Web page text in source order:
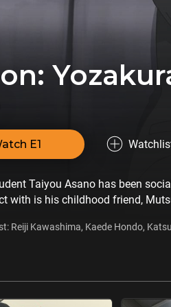
E1
Taiyou Asano has been
with is his childhood friend,
and Taiyou is his next target.
of his past and the Yozakura
Reiji Kawashima, Kaede Hondo,